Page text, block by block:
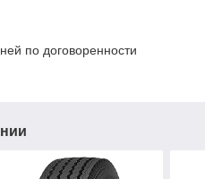
по договоренности